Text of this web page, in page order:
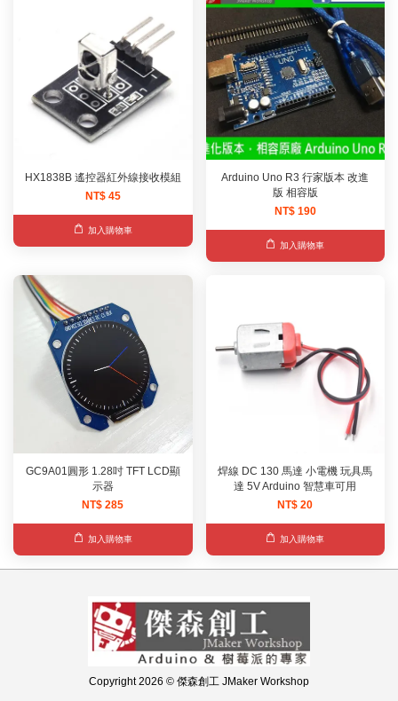
HX1838B 遙控器紅外線接收模組
NT$ 45
加入購物車
Arduino Uno R3 行家版本 改進
版 相容版
NT$ 190
加入購物車
GC9A01圓形 1.28吋 TFT LCD顯
示器
NT$ 285
加入購物車
焊線 DC 130 馬達 小電機 玩具馬
達 5V Arduino 智慧車可用
NT$ 20
加入購物車
Copyright 2026 © 傑森創工 JMaker Workshop